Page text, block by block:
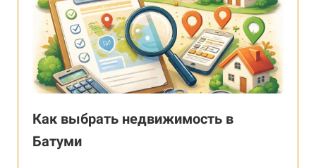
Как выбрать недвижимость в
Батуми